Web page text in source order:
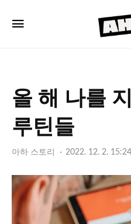
올 해 나를
루틴들
아하 스토리 2022. 12. 2. 15:24